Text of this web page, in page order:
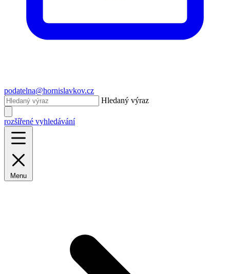
podatelna@hornislavkov.cz
Hledaný výraz
rozšířené vyhledávání
Menu